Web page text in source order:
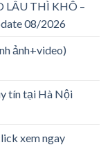
LÂU THÌ KHÔ –
08/2026
ảnh+video)
tín tại Hà Nội
xem ngay